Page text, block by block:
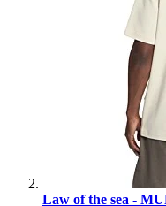
Law of the sea -